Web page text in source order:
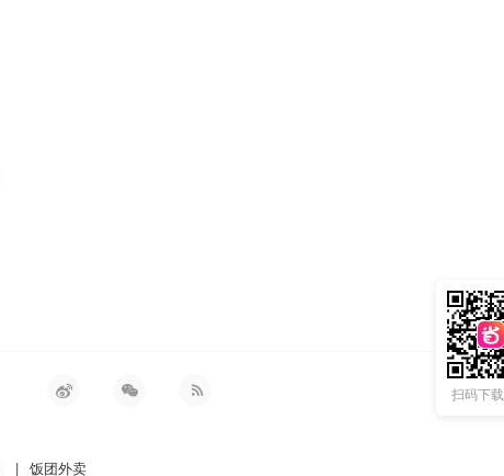
扫码下
| 饭团外卖